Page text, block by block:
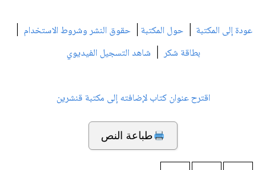
عودة إلى المكتبة | حول المكتبة | حقوق النشر وشروط الاستخدام |
بطاقة شكر| شاهد التسجيل الفيديوي
اقترح عنوان كتاب لإضافته إلى مكتبة قنشرين
طباعة النص